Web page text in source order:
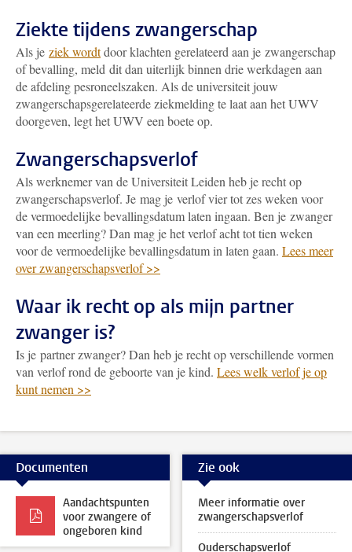
Ziekte tijdens zwangerschap
Als je ziek wordtdoor klachten gerelateerd aan je zwangerschap
of bevalling, meld dit dan uiterlijk binnen drie werkdagen aan
de afdeling pesroneelszaken. Als de universiteit jouw
zwangerschapsgerelateerde ziekmelding te laat aan het UWV
doorgeven, legt het UWV een boete op.
Zwangerschapsverlof
Als werknemer van de Universiteit Leiden heb je recht op
zwangerschapsverlof. Je mag je verlof vier tot zes weken voor
de vermoedelijke bevallingsdatum laten ingaan. Ben je zwanger
van een meerling? Dan mag je het verlof acht tot tien weken
voor de vermoedelijke bevallingsdatum in laten gaan. Lees meer
over zwangerschapsverlof >>
Waar ik recht op als mijn partner
zwanger is?
Is je partner zwanger? Dan heb je recht op verschillende vormen
van verlof rond de geboorte van je kind. Lees welk verlof je op
kunt nemen >>
Documenten
Aandachtspunten
voor zwangere of
ongeboren kind
Zie ook
Meer informatie over
zwangerschapsverlof
Ouderschapsverlof